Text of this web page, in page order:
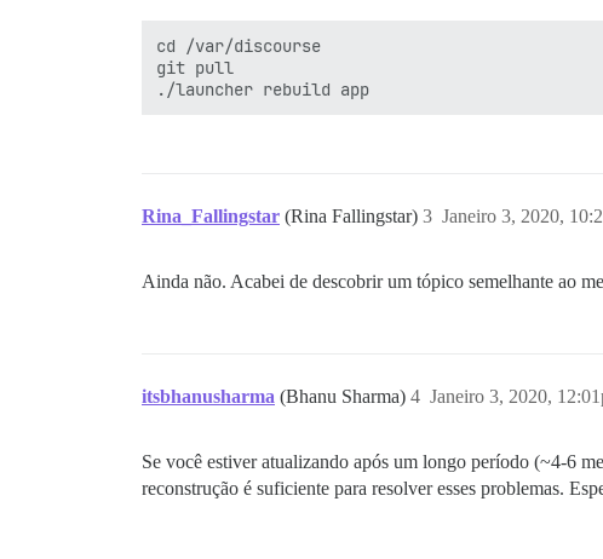
cd /var/discourse
git pull
Rina_Fallingstar (Rina Fallingstar) Janeiro 3, 2020,
3
Ainda não. Acabei de descobrir um tópico semelhante ao
itsbhanusharma (Bhanu Sharma) Janeiro 3, 2020,
4
Se você estiver atualizando após um longo período (~4-6
reconstrução é suficiente para resolver esses problemas.